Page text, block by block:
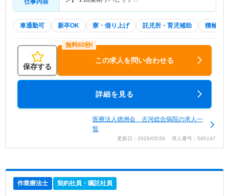
仕事内容
車通勤可 新卒OK 寮・借り上げ 託児所・育児補助 積極採
保存する
この求人を問い合わせる
詳細を見る
医療法人徳洲会 古河総合病院の求人一
覧
更新日：2026/05/26 求人番号：585147
作業療法士 契約社員・嘱託社員